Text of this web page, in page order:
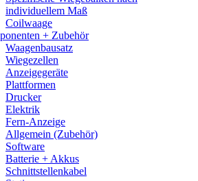
individuellem Maß
Coilwaage
+ Zubehör
Waagenbausatz
Wiegezellen
Anzeigegeräte
Plattformen
Drucker
Elektrik
Fern-Anzeige
Allgemein (Zubehör)
Software
Batterie + Akkus
Schnittstellenkabel